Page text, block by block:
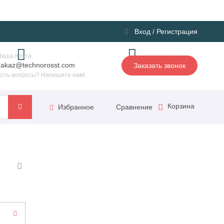
Вход / Регистрация
почта:
вопросы? Напишите нам!
Заказать звонок
Избранное Сравнение Корзина